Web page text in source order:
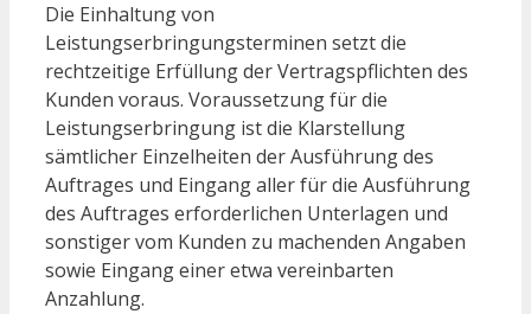
Die Einhaltung von
Leistungserbringungsterminen setzt die
rechtzeitige Erfüllung der Vertragspflichten des
Kunden voraus. Voraussetzung für die
Leistungserbringung ist die Klarstellung
sämtlicher Einzelheiten der Ausführung des
Auftrages und Eingang aller für die Ausführung
des Auftrages erforderlichen Unterlagen und
sonstiger vom Kunden zu machenden Angaben
sowie Eingang einer etwa vereinbarten
Anzahlung.